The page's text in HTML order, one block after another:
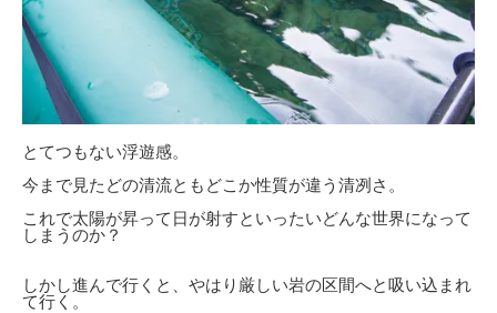
とてつもない浮遊感。
今まで見たどの清流ともどこか性質が違う清冽さ。
これで太陽が昇って日が射すといったいどんな世界になって
しまうのか？
しかし進んで行くと、やはり厳しい岩の区間へと吸い込まれ
て行く。